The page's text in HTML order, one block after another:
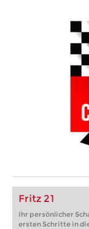
Fritz 21
Ihr persönlicher
ersten Schritte in